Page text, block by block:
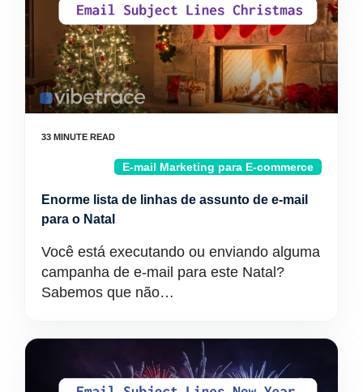
E-mail Marketing para E-commerce
Enorme lista de linhas de assunto de e-mail
para o Natal
Você está executando ou enviando alguma
campanha de e-mail para este Natal?
Sabemos que não…